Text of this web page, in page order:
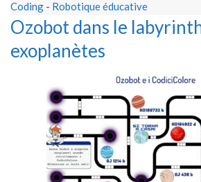
Coding - Robotique éducative
Ozobot dans le
exoplanètes